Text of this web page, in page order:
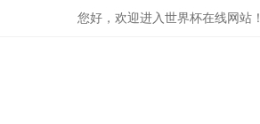
您好，欢迎进入世界杯在线网站！